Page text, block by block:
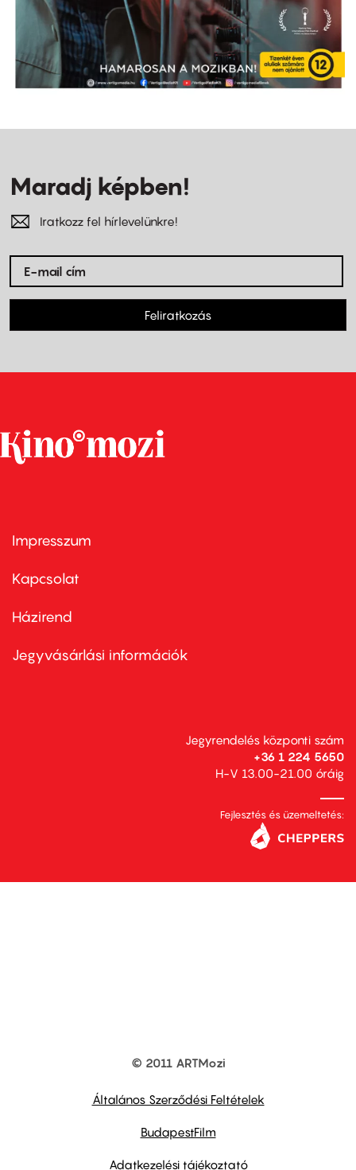
Maradj képben!
Iratkozz fel hírlevelünkre!
Feliratkozás
Footer
first
Impresszum
Kapcsolat
Footer
second
Házirend
Jegyvásárlási információk
Jegyrendelés központi szám
+36 1 224 5650
H-V 13.00-21.00 óráig
Fejlesztés és üzemeltetés:
© 2011 ARTMozi
Általános Szerződési Feltételek
BudapestFilm
Adatkezelési tájékoztató